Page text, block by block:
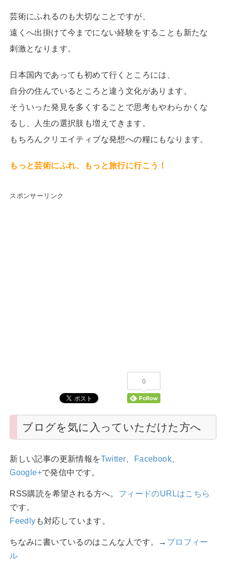
芸術にふれるのも大切なことですが、
遠くへ出掛けて今までにない経験をすることも新たな
刺激となります。
日本国内であっても初めて行くところには、
自分の住んでいるところと違う文化があります。
そういった発見を多くすることで思考もやわらかくな
るし、人生の選択肢も増えてきます。
もちろんクリエイティブな発想への糧にもなります。
もっと芸術にふれ、もっと旅行に行こう！
スポンサーリンク
0
ブログを気に入っていただけた方へ
新しい記事の更新情報をTwitter Facebook
Google+で発信中です。
RSS購読を希望される方へ。 フィードのURLはこちら
です。
Feedly も対応しています。
ちなみに書いているのはこんな人です。→ プロフィー
ル